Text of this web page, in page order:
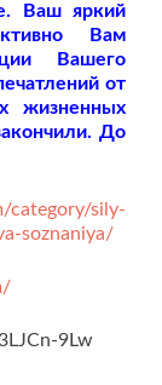
Ваш яркий
Вам
Вашего
от
жизненных
До
category/sily-
soznaniya/
9Lw